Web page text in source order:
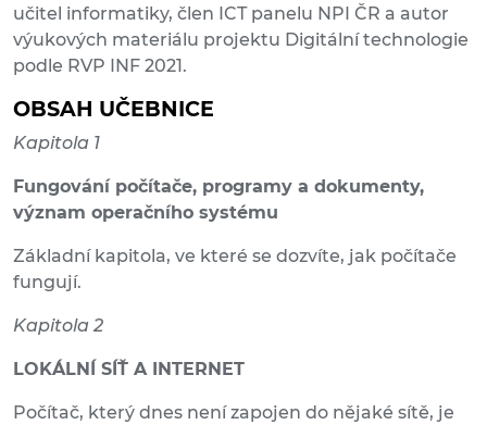
učitel informatiky, člen ICT panelu NPI ČR a autor
výukových materiálu projektu Digitální technologie
podle RVP INF 2021.
OBSAH UČEBNICE
Kapitola 1
Fungování počítače, programy a dokumenty,
význam operačního systému
Základní kapitola, ve které se dozvíte, jak počítače
fungují.
Kapitola 2
LOKÁLNÍ SÍŤ A INTERNET
Počítač, který dnes není zapojen do nějaké sítě, je